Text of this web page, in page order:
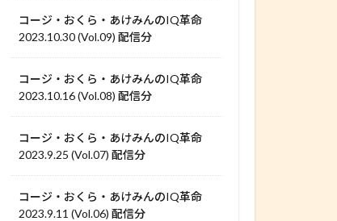
コージ・おくら・あけみんのIQ革命
2023.10.30 (Vol.09) 配信分
コージ・おくら・あけみんのIQ革命
2023.10.16 (Vol.08) 配信分
コージ・おくら・あけみんのIQ革命
2023.9.25 (Vol.07) 配信分
コージ・おくら・あけみんのIQ革命
2023.9.11 (Vol.06) 配信分